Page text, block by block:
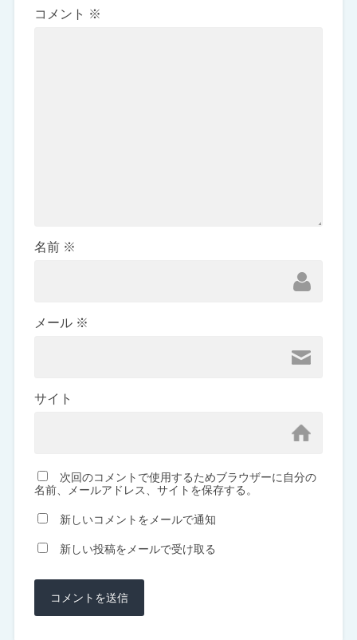
コメント ※
名前 ※
メール ※
サイト
次回のコメントで使用するためブラウザーに自分の
名前、メールアドレス、サイトを保存する。
新しいコメントをメールで通知
新しい投稿をメールで受け取る